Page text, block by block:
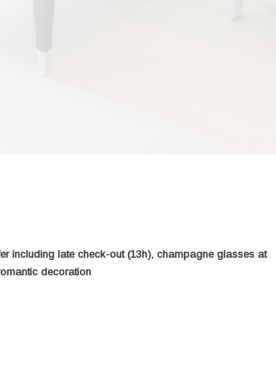
including late check-out (13h), champagne glasses at
decoration